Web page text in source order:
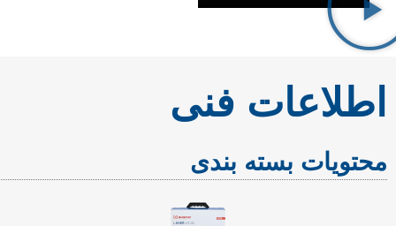
اطلاعات فنی
محتویات بسته بندی